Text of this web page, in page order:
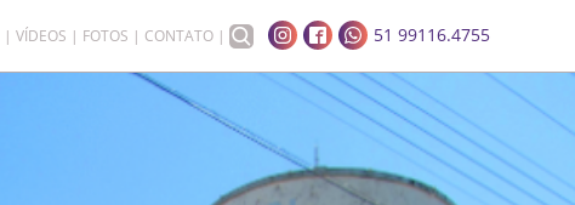
VÍDEOS FOTOS CONTATO 51 99116.4755